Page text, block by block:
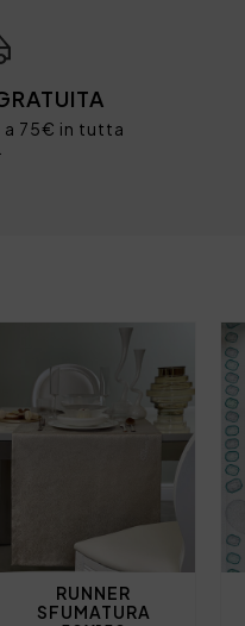
a 75€ in tutta
RUNNER
SFUMATURA